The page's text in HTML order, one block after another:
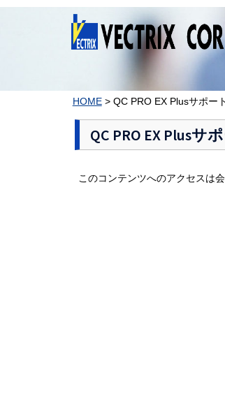
HOME> QC PRO EX Plusサポ
QC PRO EX Plus
このコンテンツへのアクセスは